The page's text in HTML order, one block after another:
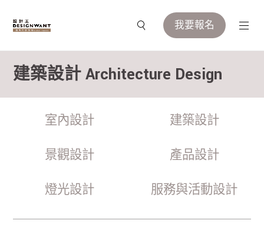
我要報名
建築設計 Architecture Design
室內設計 建築設計
景觀設計 產品設計
燈光設計 服務與活動設計